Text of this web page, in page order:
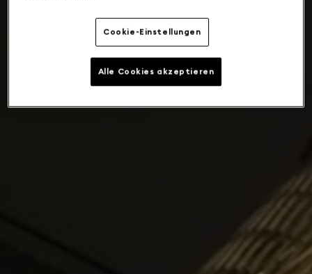
Cookie-Einstellungen
Alle Cookies akzeptieren